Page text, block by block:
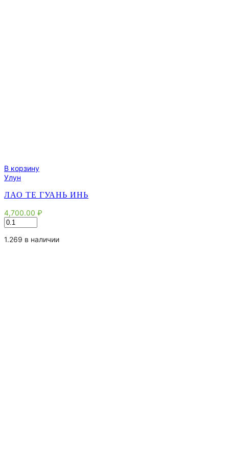
В корзину
Улун
ЛАО ТЕ ГУАНЬ ИНЬ
4,700.00 ₽
Количество
товара
Лао
1.269 в наличии